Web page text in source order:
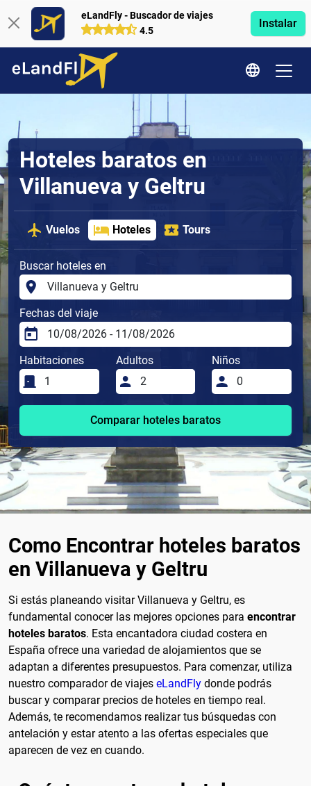
eLandFly - Buscador de viajes
4.5
Instalar
Hoteles baratos en
Villanueva y Geltru
Vuelos Hoteles Tours
Buscar hoteles en
Fechas del viaje
Habitaciones Adultos Niños
Comparar hoteles baratos
Como Encontrar hoteles baratos
en Villanueva y Geltru
Si estás planeando visitar Villanueva y Geltru, es
fundamental conocer las mejores opciones para encontrar
hoteles baratos. Esta encantadora ciudad costera en
España ofrece una variedad de alojamientos que se
adaptan a diferentes presupuestos. Para comenzar, utiliza
nuestro comparador de viajes eLandFly donde podrás
buscar y comparar precios de hoteles en tiempo real.
Además, te recomendamos realizar tus búsquedas con
antelación y estar atento a las ofertas especiales que
aparecen de vez en cuando.